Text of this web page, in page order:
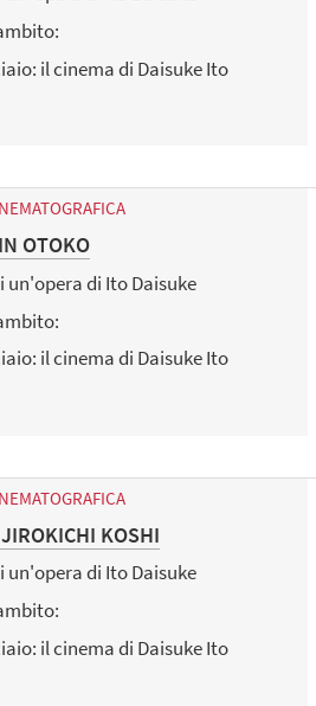
il cinema di Daisuke Ito
OTOKO
un'opera di Ito Daisuke
il cinema di Daisuke Ito
KOSHI
un'opera di Ito Daisuke
il cinema di Daisuke Ito